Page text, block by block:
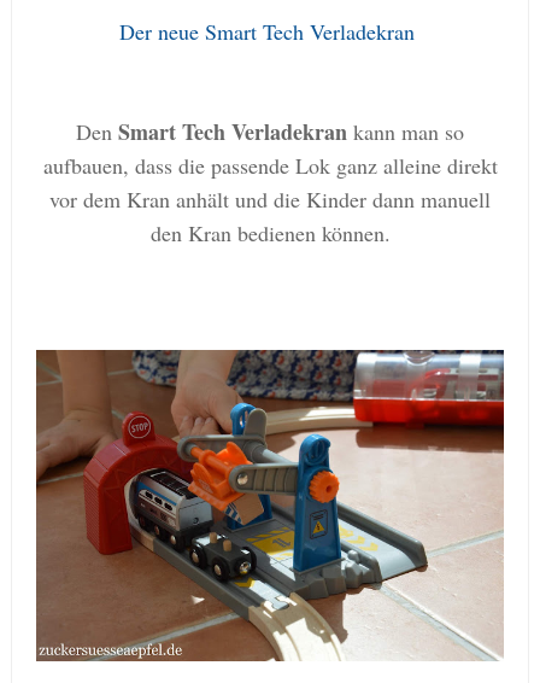
Der neue Smart Tech Verladekran
Den Smart Tech Verladekran kann man so
aufbauen, dass die passende Lok ganz alleine direkt
vor dem Kran anhält und die Kinder dann manuell
den Kran bedienen können.